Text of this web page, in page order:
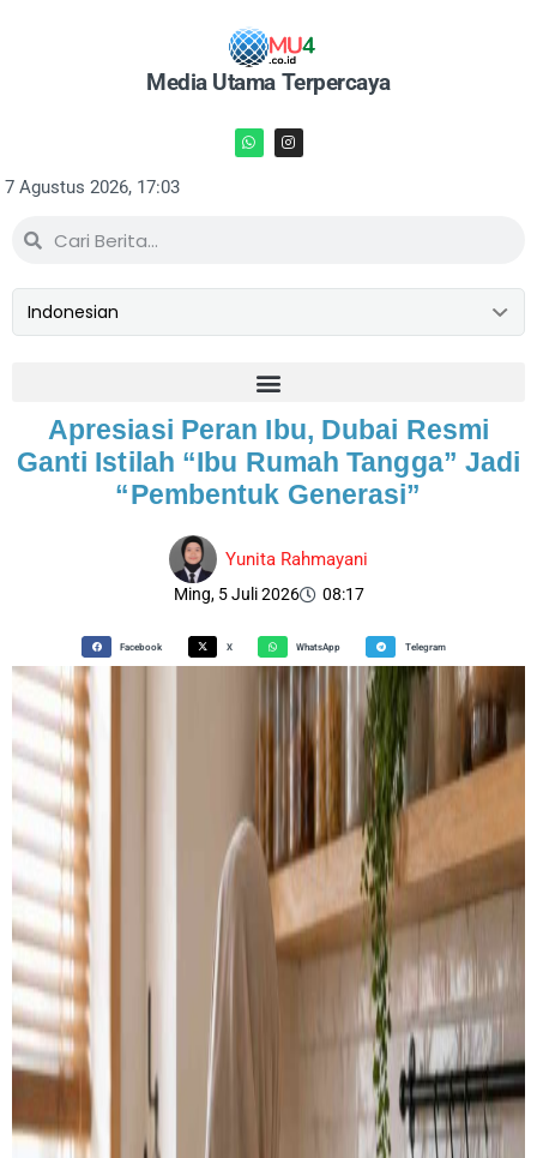
Media Utama Terpercaya
7 Agustus 2026, 17:03
Apresiasi Peran Ibu, Dubai Resmi
Ganti Istilah “Ibu Rumah Tangga” Jadi
“Pembentuk Generasi”
Yunita Rahmayani
Ming, 5 Juli 2026 08:17
Facebook X WhatsApp Telegram